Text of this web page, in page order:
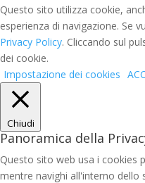
Questo sito utilizza cookie,
esperienza di navigazione. Se
Privacy Policy. Cliccando sul
dei cookie.
Impostazione dei cookies
Chiudi
Panoramica della
Questo sito web usa i cookies
mentre navighi all'interno dello